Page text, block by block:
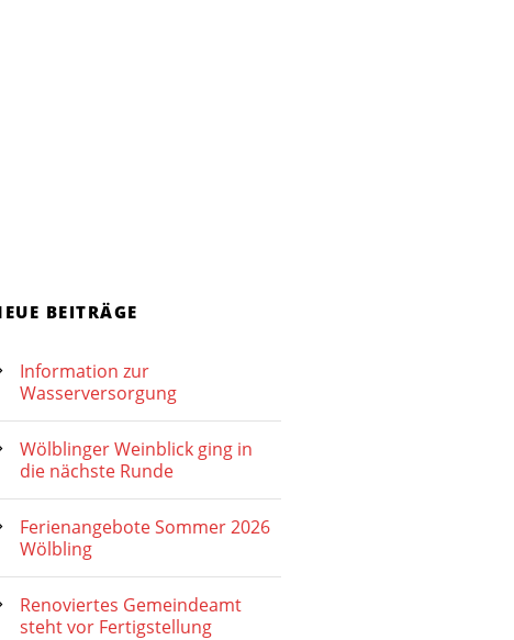
BEITRÄGE
Information zur
Wasserversorgung
Wölblinger Weinblick ging in
die nächste Runde
Ferienangebote Sommer 2026
Wölbling
Renoviertes Gemeindeamt
steht vor Fertigstellung